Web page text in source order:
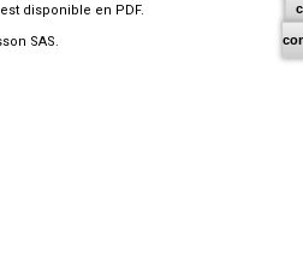
disponible en PDF.
SAS.